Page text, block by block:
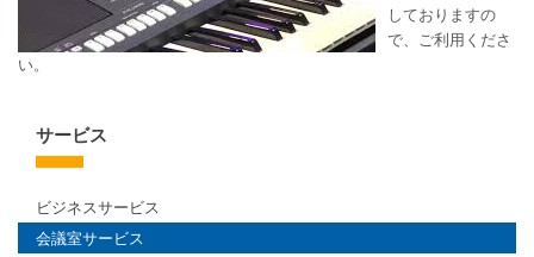
しておりますの
で、ご利用くださ
い。
サービス
ビジネスサービス
会議室サービス